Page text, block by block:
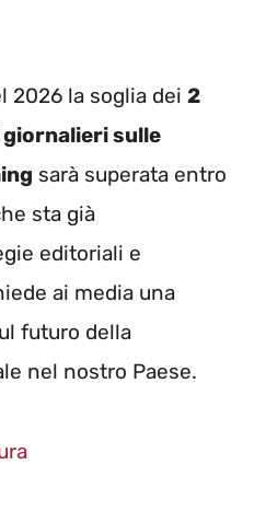
2026 la soglia dei 2
sulle
sarà superata entro
sta già
editoriali e
ai media una
futuro della
nel nostro Paese.